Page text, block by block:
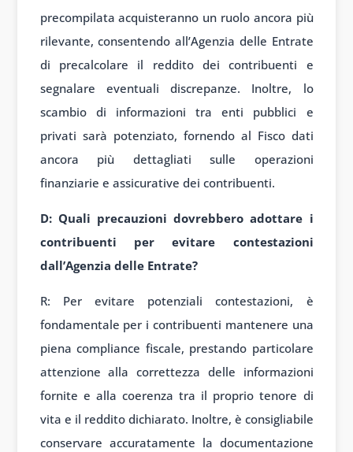
precompilata acquisteranno un ruolo ancora più
rilevante, consentendo all’Agenzia delle Entrate
di precalcolare il reddito dei contribuenti e
segnalare eventuali discrepanze. Inoltre, lo
scambio di informazioni tra enti pubblici e
privati sarà potenziato, fornendo al Fisco dati
ancora più dettagliati sulle operazioni
finanziarie e assicurative dei contribuenti.
D: Quali precauzioni dovrebbero adottare i
contribuenti per evitare contestazioni
dall’Agenzia delle Entrate?
R: Per evitare potenziali contestazioni, è
fondamentale per i contribuenti mantenere una
piena compliance fiscale, prestando particolare
attenzione alla correttezza delle informazioni
fornite e alla coerenza tra il proprio tenore di
vita e il reddito dichiarato. Inoltre, è consigliabile
conservare accuratamente la documentazione